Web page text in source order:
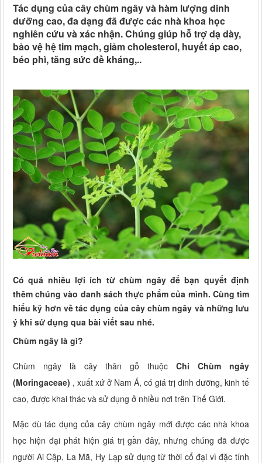
Tác dụng của cây chùm ngây và hàm lượng dinh
dưỡng cao, đa dạng đã được các nhà khoa học
nghiên cứu và xác nhận. Chúng giúp hỗ trợ dạ dày,
bảo vệ hệ tim mạch, giảm cholesterol, huyết áp cao,
béo phì, tăng sức đề kháng,..
Có quá nhiều lợi ích từ chùm ngây để bạn quyết định
thêm chúng vào danh sách thực phẩm của mình. Cùng tìm
hiểu kỹ hơn về tác dụng của cây chùm ngây và những lưu
ý khi sử dụng qua bài viết sau nhé.
Chùm ngây là gì?
Chùm ngây là cây thân gỗ thuộc Chi Chùm ngây
(Moringaceae) , xuất xứ ở Nam Á, có giá trị dinh dưỡng, kinh tế
cao, được khai thác và sử dụng ở nhiều nơi trên Thế Giới.
Mặc dù tác dụng của cây chùm ngây mới được các nhà khoa
học hiện đại phát hiện giá trị gần đây, nhưng chúng đã được
người Ai Cập, La Mã, Hy Lạp sử dụng từ thời cổ đại vì đặc tính